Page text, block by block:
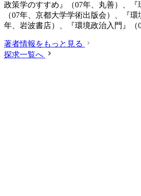
政策学のすすめ』（07年、丸善）、『
（07年、京都大学学術出版会）、『
年、岩波書店）、『環境政治入門』（
著者情報をもっと見る
探求一覧へ